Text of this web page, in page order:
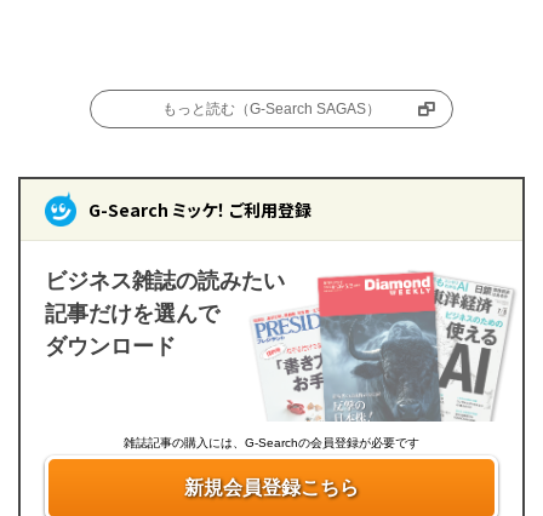
もっと読む（G-Search SAGAS）
G-Search ミッケ！ ご利用登録
ビジネス雑誌の読みたい
記事だけを選んで
ダウンロード
雑誌記事の購入には、G-Searchの会員登録が必要です
新規会員登録こちら